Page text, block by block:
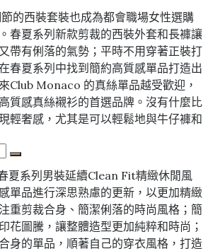
的西裝套裝也成為都會職場女性選購
春夏系列新款剪裁的西裝外套和長褲讓
帶有俐落的氣勢；平時不用穿著正裝打
春夏系列中找到簡約高質感單品打造出
Club Monaco 的真絲單品越受歡迎，
質感真絲襯衫的首選品牌。沒有什麼比
輕奢感，尤其是可以輕鬆地與牛仔褲和
夏系列男裝延續Clean Fit精緻休閒風
單品進行深思熟慮的更新，以更加精緻
重剪裁合身、簡潔俐落的時尚風格；簡
花圖騰，讓整體造型更加純粹和時尚；
身的單品，順著自己的穿衣風格，打造